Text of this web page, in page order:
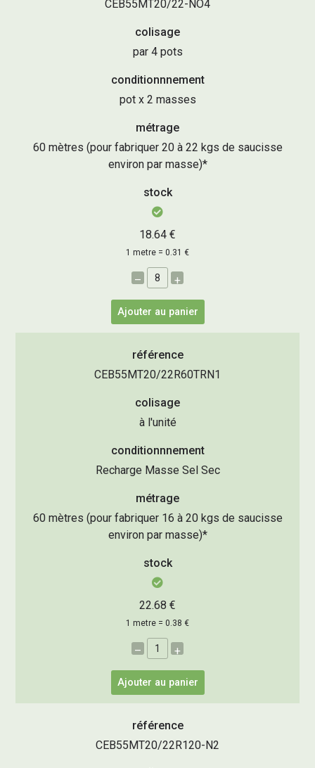
CEB55MT20/22-NO4
colisage
par 4 pots
conditionnnement
pot x 2 masses
métrage
60 mètres (pour fabriquer 20 à 22 kgs de saucisse
environ par masse)*
stock
18.64 €
1 metre = 0.31 €
– +
Ajouter au panier
référence
CEB55MT20/22R60TRN1
colisage
à l'unité
conditionnnement
Recharge Masse Sel Sec
métrage
60 mètres (pour fabriquer 16 à 20 kgs de saucisse
environ par masse)*
stock
22.68 €
1 metre = 0.38 €
– +
Ajouter au panier
référence
CEB55MT20/22R120-N2